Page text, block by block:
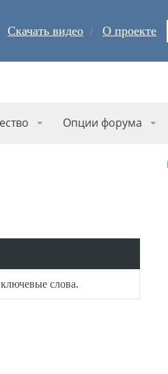
Скачать видео О проекте
Опции форума
слова.